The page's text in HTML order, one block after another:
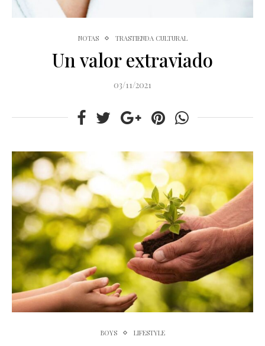
NOTAS TRASTIENDA CULTURAL
Un valor extraviado
03/11/2021
BOYS LIFESTYLE